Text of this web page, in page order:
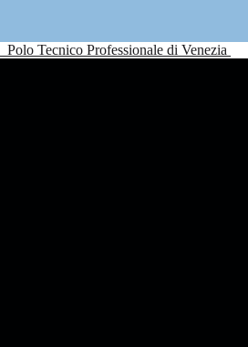
Polo Tecnico Professionale di Venezia